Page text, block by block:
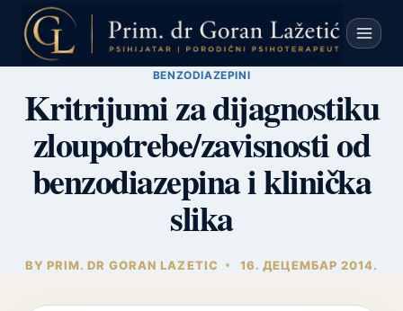
content
BENZODIAZEPINI
Kritrijumi za dijagnostiku
zloupotrebe/zavisnosti od
benzodiazepina i klinička
slika
BY PRIM. DR GORAN LAZETIC 16. ДЕЦЕМБАР 2014.